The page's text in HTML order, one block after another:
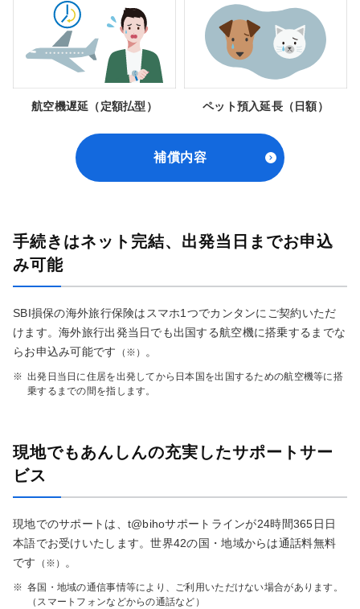
航空機遅延（定額払型） ペット預入延長（日額）
補償内容
手続きはネット完結、出発当日までお申込
み可能
SBI損保の海外旅行保険はスマホ1つでカンタンにご契約いただ
けます。海外旅行出発当日でも出国する航空機に搭乗するまでな
らお申込み可能です
（※） 。
※ 出発日当日に住居を出発してから日本国を出国するための航空機等に搭
乗するまでの間を指します。
現地でもあんしんの充実したサポートサー
ビス
現地でのサポートは、t@bihoサポートラインが24時間365日日
本語でお受けいたします。世界42の国・地域からは通話料無料
です
（※） 。
※ 各国・地域の通信事情等により、ご利用いただけない場合があります。
（スマートフォンなどからの通話など）